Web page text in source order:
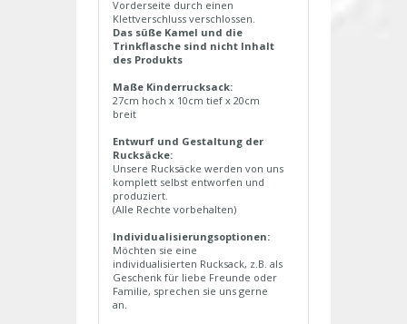
Vorderseite durch einen
Klettverschluss verschlossen.
Das süße Kamel und die
Trinkflasche sind nicht Inhalt
des Produkts
Maße Kinderrucksack:
27cm hoch x 10cm tief x 20cm
breit
Entwurf und Gestaltung der
Rucksäcke:
Unsere Rucksäcke werden von uns
komplett selbst entworfen und
produziert.
(Alle Rechte vorbehalten)
Individualisierungsoptionen:
Möchten sie eine
individualisierten Rucksack, z.B. als
Geschenk für liebe Freunde oder
Familie, sprechen sie uns gerne
an.